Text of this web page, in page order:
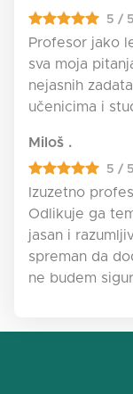
5 / 5
Profesor jako
sva moja
nejasnih
učenicima i
Miloš .
5 / 5
Izuzetno
Odlikuje ga
jasan i
spreman da
ne budem